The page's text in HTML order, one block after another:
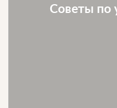
Советы по